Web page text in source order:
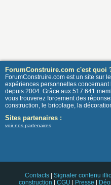
ForumConstruire.com c'est quoi
ForumConstruire.com est un site sur
expériences personnelles
depuis 2004. Grâce aux 517 641
vous trouverez forcement des
construction, le bricolage, la
Sites partenaires :
voir nos partenaires
Contacts Signaler contenu
construction
CGU Presse